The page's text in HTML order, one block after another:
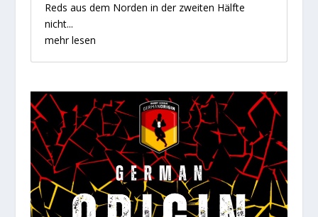
Reds aus dem Norden in der zweiten Hälfte
nicht...
mehr lesen